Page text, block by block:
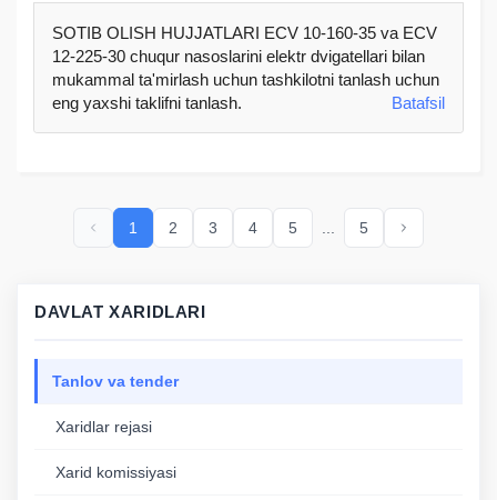
SOTIB OLISH HUJJATLARI ECV 10-160-35 va ECV
12-225-30 chuqur nasoslarini elektr dvigatellari bilan
mukammal ta'mirlash uchun tashkilotni tanlash uchun
eng yaxshi taklifni tanlash.
Batafsil
1 2 3 4 5 5
DAVLAT XARIDLARI
Tanlov va tender
Xaridlar rejasi
Xarid komissiyasi